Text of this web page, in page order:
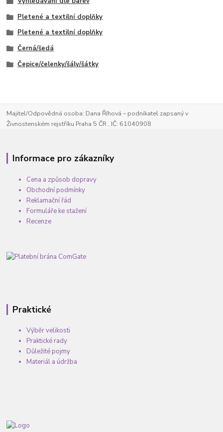
Pletené a textilní doplňky
Pletené a textilní doplňky
Černá/šedá
Čepice/čelenky/šály/šátky
Majitel/Odpovědná osoba: Dana Říhová – podnikatel zapsaný v
Živnostenském rejstříku Praha 5 ČR , IČ: 61040908
Informace pro zákazníky
Cena a způsob dopravy
Obchodní podmínky
Reklamační řád
Formuláře ke stažení
Recenze
Praktické
Výběr velikosti
Praktické rady
Důležité pojmy
Materiál a údržba